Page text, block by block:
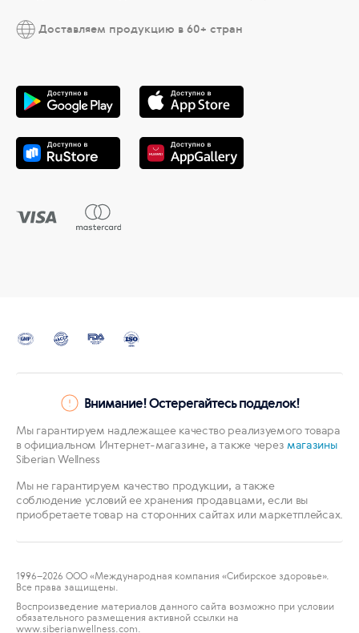
Доставляем продукцию в 60+ стран
Внимание! Остерегайтесь подделок!
Мы гарантируем надлежащее качество реализуемого товара
в официальном Интернет-магазине, а также через магазины
Siberian Wellness
Мы не гарантируем качество продукции, а также
соблюдение условий ее хранения продавцами, если вы
приобретаете товар на сторонних сайтах или маркетплейсах.
1996–2026 ООО «Международная компания «Сибирское здоровье».
Все права защищены.
Воспроизведение материалов данного сайта возможно при условии
обязательного размещения активной ссылки на
www.siberianwellness.com.